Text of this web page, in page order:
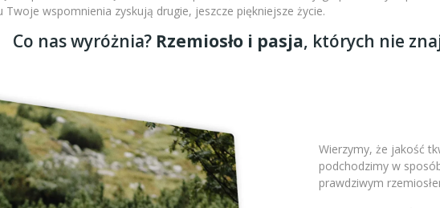
Twoje wspomnienia zyskują drugie, jeszcze piękniejsze życie.
Co nas wyróżnia? Rzemiosło i pasja, których nie
Wierzymy, że jakość
podchodzimy w
prawdziwym